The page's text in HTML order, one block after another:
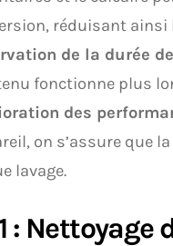
réduisant ainsi
de la durée
fonctionne plus
des
on s’assure que
lavage.
: Nettoyage